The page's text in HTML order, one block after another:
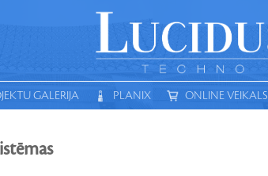
GALERIJA PLANIX ONLINE VEIKALS